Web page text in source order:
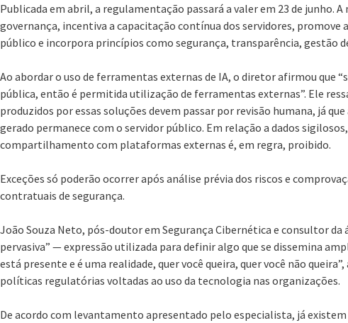
Publicada em abril, a regulamentação passará a valer em 23 de junho.
governança, incentiva a capacitação contínua dos servidores, promove
público e incorpora princípios como segurança, transparência, gestão
Ao abordar o uso de ferramentas externas de IA, o diretor afirmou que
pública, então é permitida utilização de ferramentas externas”. Ele
produzidos por essas soluções devem passar por revisão humana, já
gerado permanece com o servidor público. Em relação a dados
compartilhamento com plataformas externas é, em regra, proibido.
Exceções só poderão ocorrer após análise prévia dos riscos e
contratuais de segurança.
João Souza Neto, pós-doutor em Segurança Cibernética e consultor da
pervasiva” — expressão utilizada para definir algo que se dissemina
está presente e é uma realidade, quer você queira, quer você não
políticas regulatórias voltadas ao uso da tecnologia nas organizações.
De acordo com levantamento apresentado pelo especialista, já existem